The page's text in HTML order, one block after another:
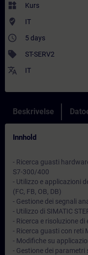
widgets Kurs
where_to_vote IT
access_time 5 days
sell ST-SERV2
translate IT
Beskrivelse
Innhold
- Ricerca guasti
S7-300/400
- Utilizzo e applicazioni
(FC, FB, OB, DB)
- Gestione dei segnali
- Utilizzo di SIMATIC
- Ricerca e risoluzione
- Ricerca guasti con reti
- Modifiche su
- Gestione dei parametri